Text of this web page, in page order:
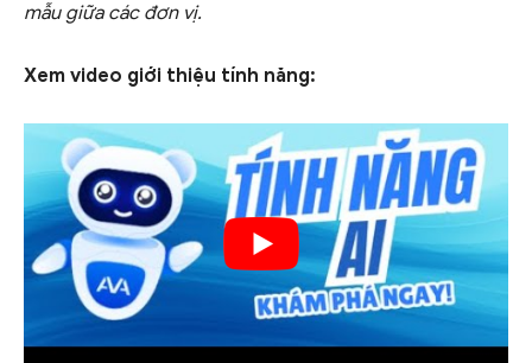
mẫu giữa các đơn vị.
Xem video giới thiệu tính năng: